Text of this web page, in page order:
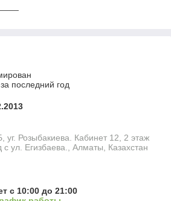
последний год
уг. Розыбакиева. Кабинет 12, 2 этаж
ул. Егизбаева., Алматы, Казахстан
с 10:00 до 21:00